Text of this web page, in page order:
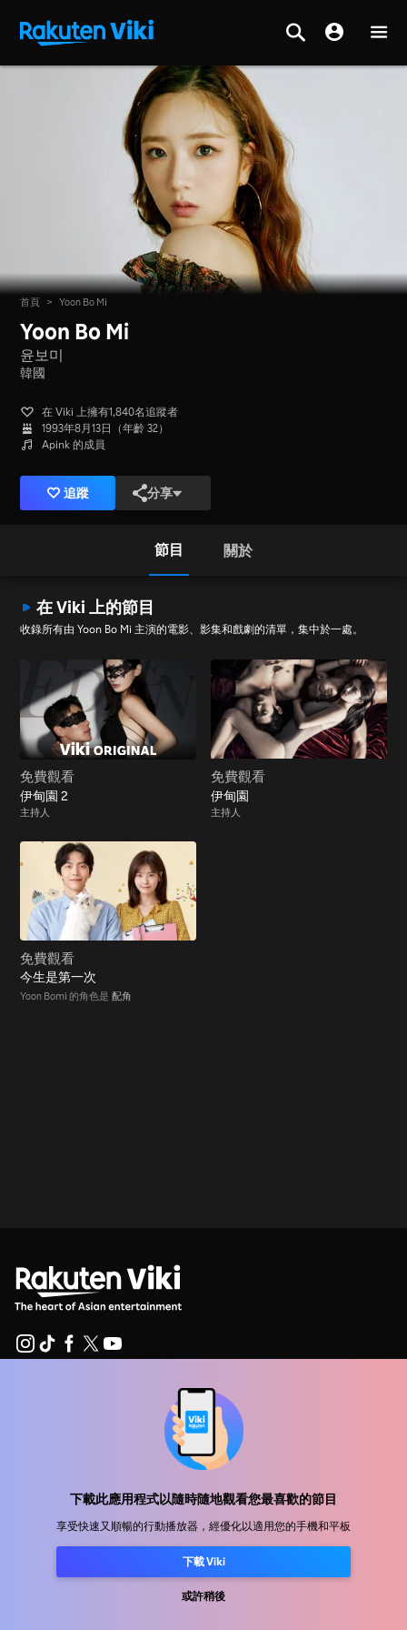
下載此應用程式以隨時隨地觀看您最喜歡的節目
享受快速又順暢的行動播放器，經優化以適用您的手機和平板
下載 Viki
或許稍後
首頁 > Yoon Bo Mi
Yoon Bo Mi
윤보미
韓國
在 Viki 上擁有1,840名追蹤者
1993年8月13日（年齡 32）
Apink 的成員
追蹤 分享
節目 關於
在 Viki 上的節目
收錄所有由 Yoon Bo Mi 主演的電影、影集和戲劇的清單，集中於一處。
免費觀看
伊甸園 2
主持人
免費觀看
伊甸園
主持人
免費觀看
今生是第一次
Yoon Bomi 的角色是 配角
新聞中心